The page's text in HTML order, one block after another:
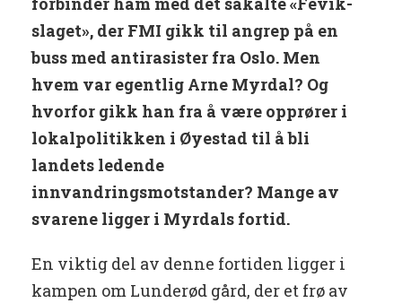
slaget», der FMI gikk til angrep på en
buss med antirasister fra Oslo. Men
hvem var egentlig Arne Myrdal? Og
hvorfor gikk han fra å være opprører i
lokalpolitikken i Øyestad til å bli
landets ledende
innvandringsmotstander? Mange av
svarene ligger i Myrdals fortid.
En viktig del av denne fortiden ligger i
kampen om Lunderød gård, der et frø av